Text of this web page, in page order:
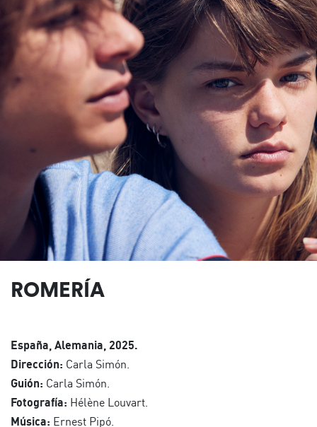
ROMERÍA
España, Alemania, 2025.
Dirección: Carla Simón.
Guión: Carla Simón.
Fotografía: Hélène Louvart.
Música: Ernest Pipó.